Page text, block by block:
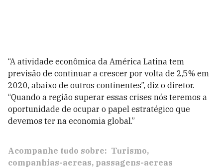
“A atividade econômica da América Latina tem
previsão de continuar a crescer por volta de 2,5% em
2020, abaixo de outros continentes”, diz o diretor.
“Quando a região superar essas crises nós teremos a
oportunidade de ocupar o papel estratégico que
devemos ter na economia global.”
Acompanhe tudo sobre: Turismo
companhias-aereas passagens-aereas